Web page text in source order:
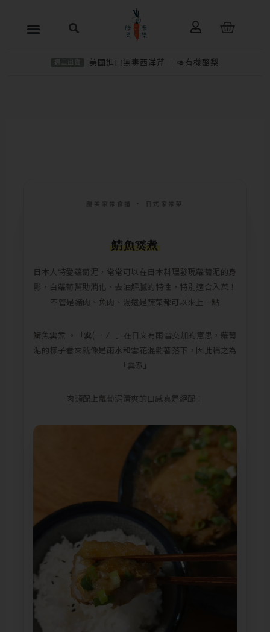
購
美國進口無毒西洋芹 🥑有機酪梨
鯖魚霙煮
日本人特愛蘿蔔泥，常常可以在日本料理發現蘿蔔泥的身
影，白蘿蔔幫助消化、去油解膩的特性，特別適合入菜！
不管是豬肉、魚肉、湯還是蔬菜都可以來上一點
鯖魚霙煮 。「霙(ㄧ ㄥ 」在日文有雨雪交加的意思，蘿蔔
泥的樣子看來就像是雨水和雪花混雜著落下，因此稱之為
「霙煮」
肉類配上蘿蔔泥清爽的口感真是絕配！